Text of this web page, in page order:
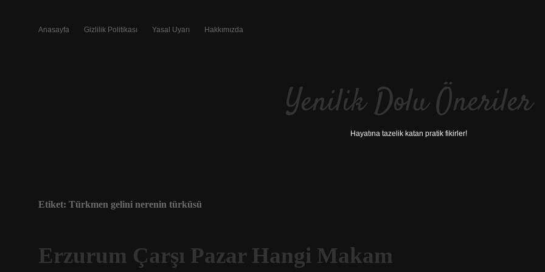
Anasayfa Gizlilik Politikası Yasal Uyarı Hakkımızda
Yenilik Dolu Öneriler
Hayatına tazelik katan pratik fikirler!
Etiket: Türkmen gelini nerenin türküsü
Erzurum Çarşı Pazar Hangi Makam